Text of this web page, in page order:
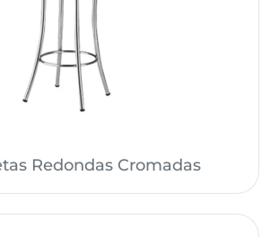
Redondas Cromadas